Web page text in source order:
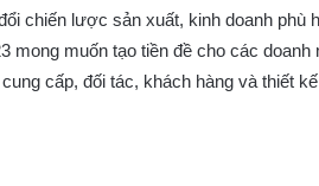
chiến lược sản xuất, kinh doanh phù
mong muốn tạo tiền đề cho các
cấp, đối tác, khách hàng và thiết